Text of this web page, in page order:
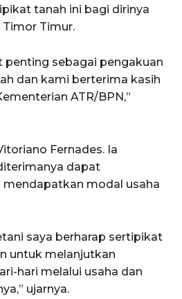
tanah ini bagi dirinya
Timur.
penting sebagai pengakuan
dan kami berterima kasih
ATR/BPN,”
Fernades. Ia
dapat
modal usaha
saya berharap sertipikat
untuk melanjutkan
hari melalui usaha dan
ujarnya.